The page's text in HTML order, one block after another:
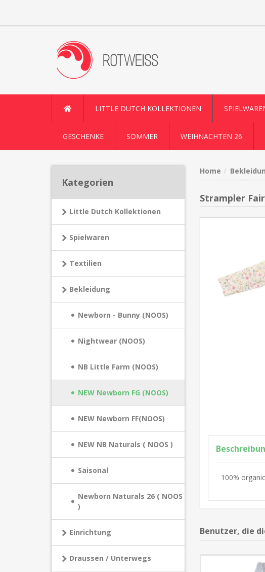
LITTLE DUTCH KOLLEKTIONEN
GESCHENKE SOMMER WEIHNACHTEN 26
Kategorien
Little Dutch Kollektionen
Spielwaren
Textilien
Bekleidung
Newborn - Bunny (NOOS)
Nightwear (NOOS)
NB Little Farm (NOOS)
NEW Newborn FG (NOOS)
NEW Newborn FF(NOOS)
NEW NB Naturals ( NOOS )
Saisonal
Newborn Naturals 26 ( NOOS
)
Einrichtung
Draussen / Unterwegs
Home
Strampler
100%
Benutzer, die